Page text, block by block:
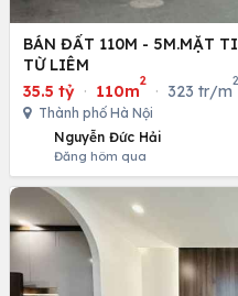
BÁN ĐẤT 110M - 5M.MẶT
TỪ LIÊM
35.5 tỷ · 110m
2
· 323 tr/m
2
Thành phố Hà Nội
Nguyễn Đức Hải
Đăng hôm qua